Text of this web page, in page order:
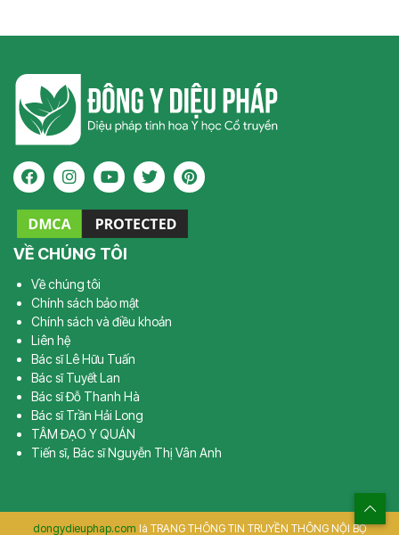
VỀ CHÚNG TÔI
Về chúng tôi
Chính sách bảo mật
Chính sách và điều khoản
Liên hệ
Bác sĩ Lê Hữu Tuấn
Bác sĩ Tuyết Lan
Bác sĩ Đỗ Thanh Hà
Bác sĩ Trần Hải Long
TÂM ĐẠO Y QUÁN
Tiến sĩ, Bác sĩ Nguyễn Thị Vân Anh
dongydieuphap.com là TRANG THÔNG TIN TRUYỀN THÔNG NỘI BỘ